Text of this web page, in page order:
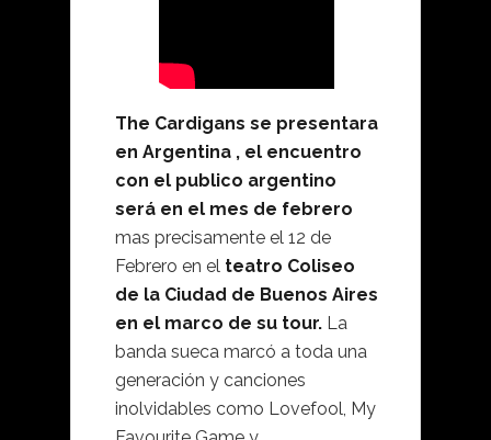
The Cardigans se presentara
en Argentina , el encuentro
con el publico argentino
será en el mes de febrero
mas precisamente el 12 de
Febrero en el teatro Coliseo
de la Ciudad de Buenos Aires
en el marco de su tour. La
banda sueca marcó a toda una
generación y canciones
inolvidables como Lovefool, My